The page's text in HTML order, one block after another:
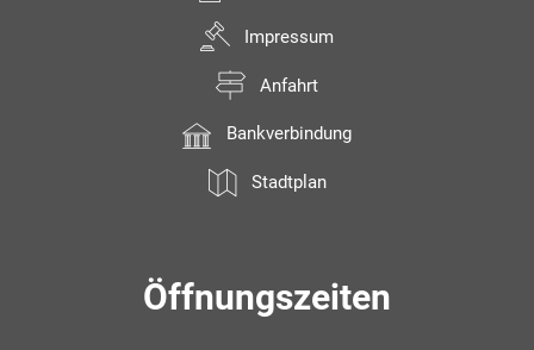
Impressum
Anfahrt
Bankverbindung
Stadtplan
Öffnungszeiten